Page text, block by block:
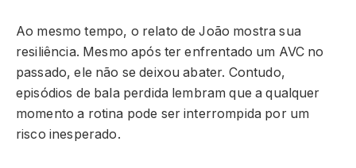
Ao mesmo tempo, o relato de João mostra sua
resiliência. Mesmo após ter enfrentado um AVC no
passado, ele não se deixou abater. Contudo,
episódios de bala perdida lembram que a qualquer
momento a rotina pode ser interrompida por um
risco inesperado.